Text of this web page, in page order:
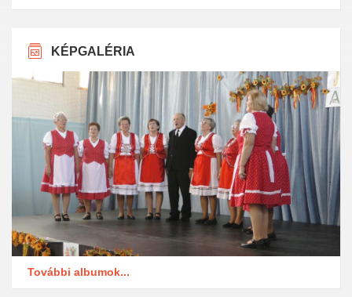
KÉPGALÉRIA
További albumok...